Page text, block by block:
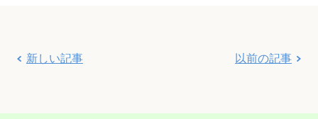
以前の記事
新しい記事